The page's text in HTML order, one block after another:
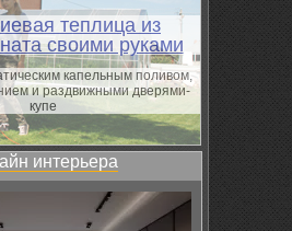
теплица из
своими руками
капельным поливом,
и раздвижными дверями-
купе
интерьера